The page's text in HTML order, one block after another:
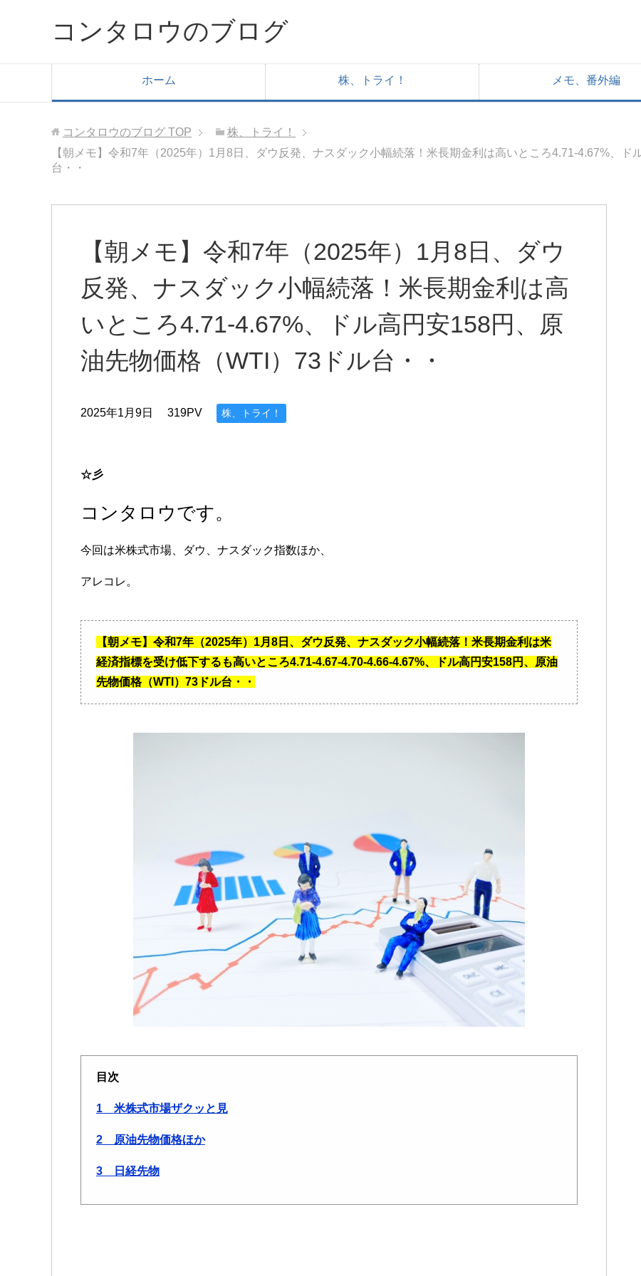
コンタロウのブログ
ホーム 株、トライ！ メモ、番外編
コンタロウのブログ TOP
株、トライ！
【朝メモ】令和7年（2025年）1月8日、ダウ反発、ナスダック小幅続落！米長期金利は高いところ4.71-4.67%、
台・・
【朝メモ】令和7年（2025年）1月8日、ダウ
反発、ナスダック小幅続落！米長期金利は高
いところ4.71-4.67%、ドル高円安158円、原
油先物価格（WTI）73ドル台・・
2025年1月9日 319PV 株、トライ！
☆彡
コンタロウです。
今回は米株式市場、ダウ、ナスダック指数ほか、
アレコレ。
【朝メモ】令和7年（2025年）1月8日、ダウ反発、ナスダック小幅続落！米長期金利は米
経済指標を受け低下するも高いところ4.71-4.67-4.70-4.66-4.67%、ドル高円安158円、原油
先物価格（WTI）73ドル台・・
目次
1 米株式市場ザクッと見
2 原油先物価格ほか
3 日経先物